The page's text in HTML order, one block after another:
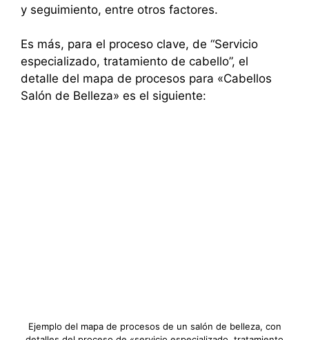
y seguimiento, entre otros factores.
Es más, para el proceso clave, de “Servicio
especializado, tratamiento de cabello”, el
detalle del mapa de procesos para «Cabellos
Salón de Belleza» es el siguiente:
Ejemplo del mapa de procesos de un salón de belleza, con